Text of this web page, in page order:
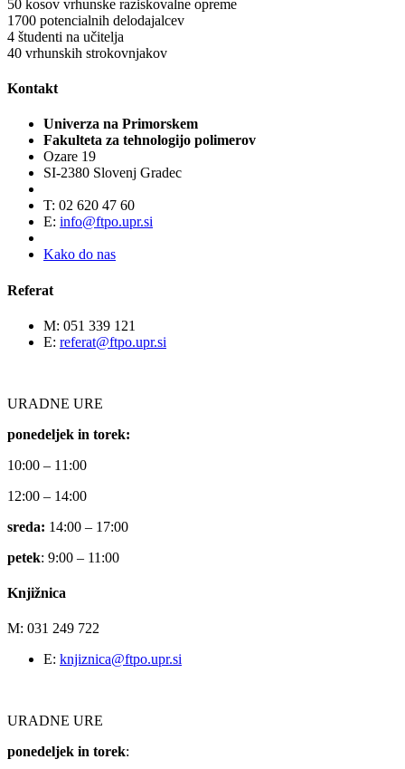
50 kosov vrhunske raziskovalne opreme
1700 potencialnih delodajalcev
4 študenti na učitelja
40 vrhunskih strokovnjakov
Kontakt
Univerza na Primorskem
Fakulteta za tehnologijo polimerov
Ozare 19
SI-2380 Slovenj Gradec
T: 02 620 47 60
E: info@ftpo.upr.si
Kako do nas
Referat
M: 051 339 121
E: referat@ftpo.upr.si
URADNE URE
ponedeljek in torek:
10:00 – 11:00
12:00 – 14:00
sreda: 14:00 – 17:00
petek: 9:00 – 11:00
Knjižnica
M: 031 249 722
E: knjiznica@ftpo.upr.si
URADNE URE
ponedeljek in torek: